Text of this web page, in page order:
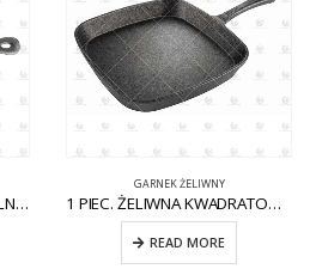
1 FAKTURA. OKRĄGŁA PATELNIA ŻELIWNA Z POMOCNIKIEM CW-CI004
GARNEK ŻELIWNY
1 PIEC. ŻELIWNA KWADRATOWA PATELNIA NA KOMARY CW-CI012
READ MORE